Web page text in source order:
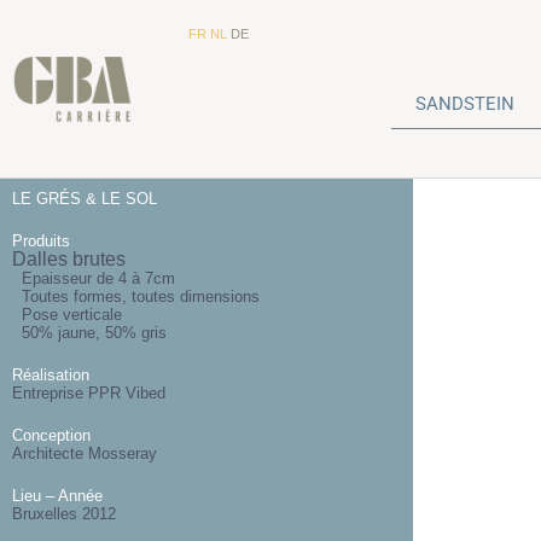
FR NL DE
SANDSTEIN
LE GRÉS & LE SOL
Produits
Dalles brutes
Epaisseur de 4 à 7cm
Toutes formes, toutes dimensions
Pose verticale
50% jaune, 50% gris
Réalisation
Entreprise PPR Vibed
Conception
Architecte Mosseray
Lieu – Année
Bruxelles 2012